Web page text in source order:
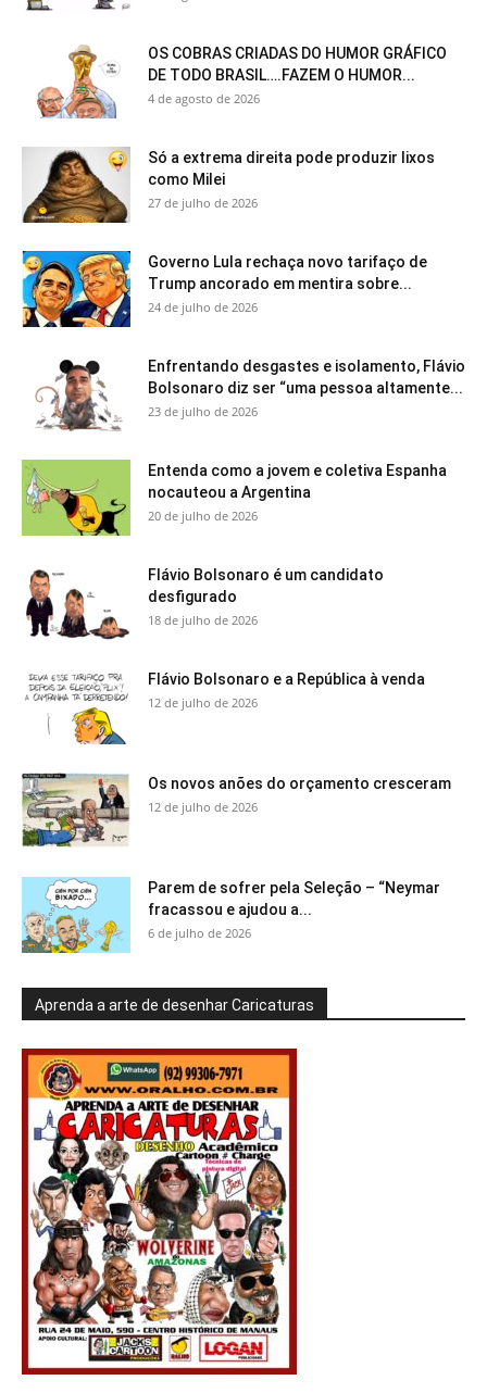
OS COBRAS CRIADAS DO HUMOR GRÁFICO
DE TODO BRASIL….FAZEM O HUMOR...
4 de agosto de 2026
Só a extrema direita pode produzir lixos
como Milei
27 de julho de 2026
Governo Lula rechaça novo tarifaço de
Trump ancorado em mentira sobre...
24 de julho de 2026
Enfrentando desgastes e isolamento, Flávio
Bolsonaro diz ser “uma pessoa altamente...
23 de julho de 2026
Entenda como a jovem e coletiva Espanha
nocauteou a Argentina
20 de julho de 2026
Flávio Bolsonaro é um candidato
desfigurado
18 de julho de 2026
Flávio Bolsonaro e a República à venda
12 de julho de 2026
Os novos anões do orçamento cresceram
12 de julho de 2026
Parem de sofrer pela Seleção – “Neymar
fracassou e ajudou a...
6 de julho de 2026
Aprenda a arte de desenhar Caricaturas